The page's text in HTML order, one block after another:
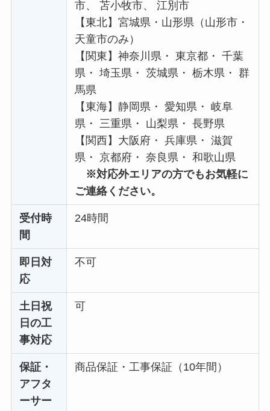
市、 苫小牧市、 江別市
【東北】宮城県・山形県（山形市・
天童市のみ）
【関東】神奈川県・ 東京都・ 千葉
県・ 埼玉県・ 茨城県・ 栃木県・ 群
馬県
【東海】静岡県・ 愛知県・ 岐阜
県・ 三重県・ 山梨県・ 長野県
【関西】大阪府・ 兵庫県・ 滋賀
県・ 京都府・ 奈良県・ 和歌山県
※対応外エリアの方でもお気軽に
ご連絡ください。
受付時
間
24時間
即日対
応
不可
土日祝
日の工
事対応
可
保証・
アフタ
ーサー
商品保証・工事保証（10年間）